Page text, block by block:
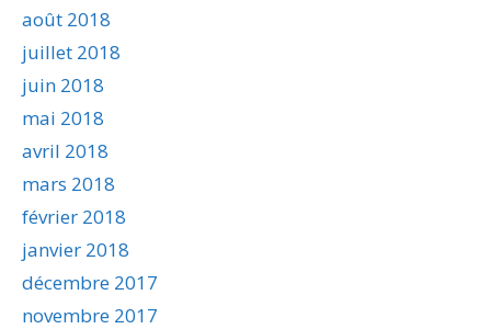
août 2018
juillet 2018
juin 2018
mai 2018
avril 2018
mars 2018
février 2018
janvier 2018
décembre 2017
novembre 2017